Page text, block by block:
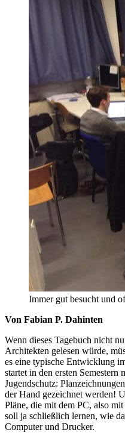
Immer gut besucht und
Von Fabian P. Dahinten
Wenn dieses Tagebuch nicht
Architekten gelesen würde,
es eine typische Entwicklung
startet in den ersten Semestern
Jugendschutz:
der Hand gezeichnet werden!
Pläne, die mit dem PC, also
soll ja schließlich lernen, wie
Computer und Drucker.